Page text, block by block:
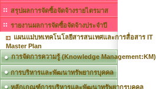
สรุปผลการจัดซื้อจัดจ้างรายไตรมาส
รายงานผลการจัดซื้อจัดจ้างประจำปี
แผนแม่บทเทคโนโลยีสารสนเทศและการสื่อสาร IT
Master Plan
การจัดการความรู้ (Knowledge Management:KM)
การบริหารและพัฒนาทรัพยากรบุคคล
หลักเกณฑ์การบริหารและพัฒนาทรัพยากรบุคคล